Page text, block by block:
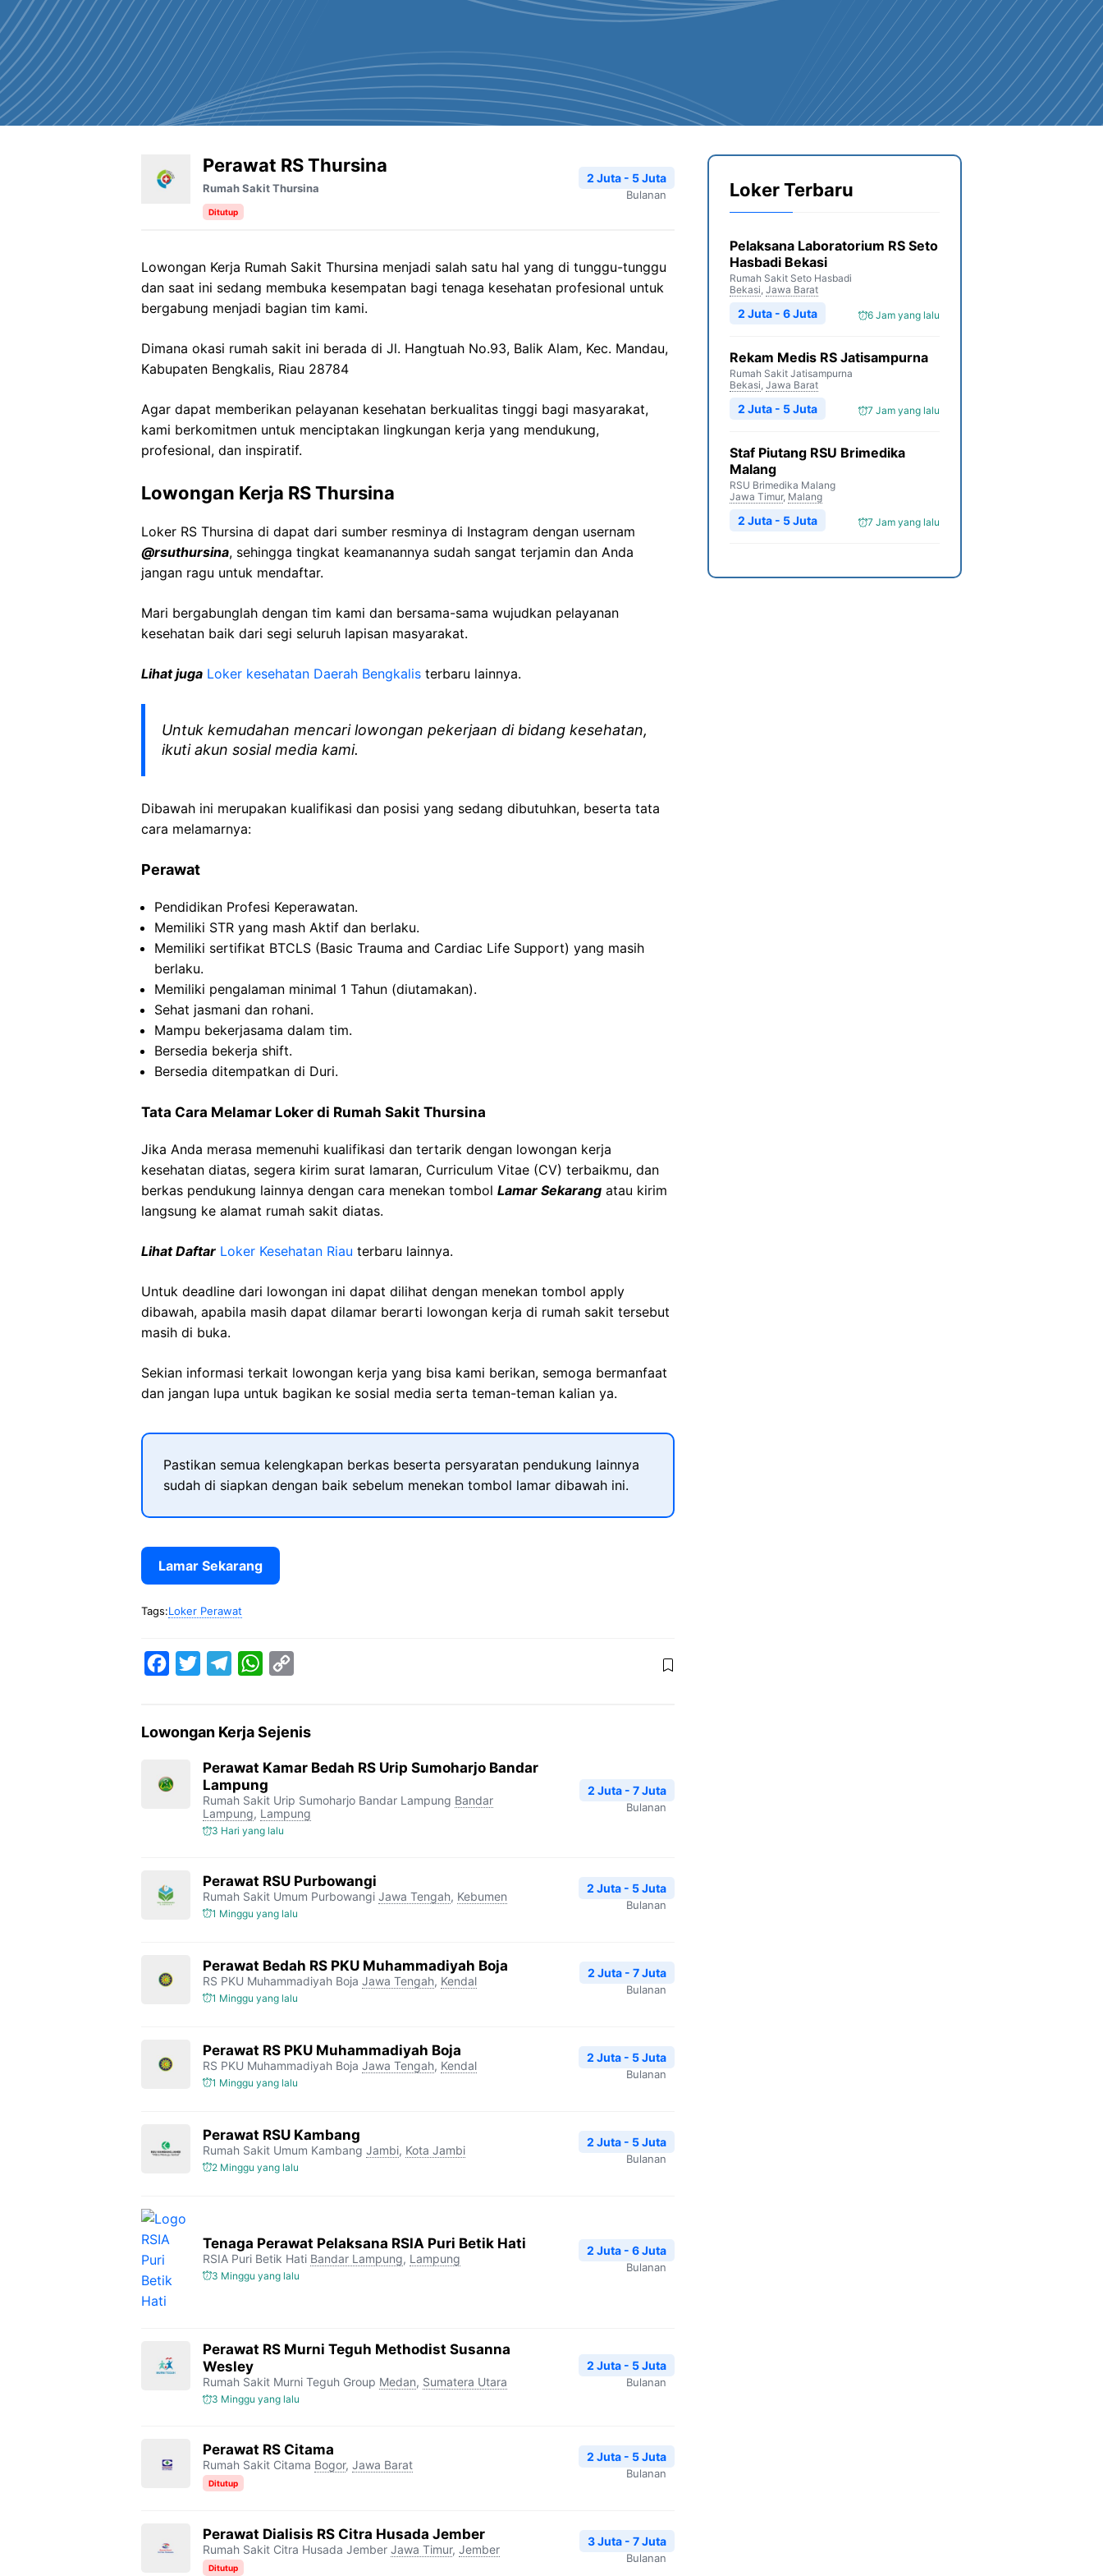
Perawat RS Thursina
Rumah Sakit Thursina
Ditutup
2 Juta - 5 Juta
Bulanan
Lowongan Kerja Rumah Sakit Thursina menjadi salah satu hal yang di tunggu-tunggu
dan saat ini sedang membuka kesempatan bagi tenaga kesehatan profesional untuk
bergabung menjadi bagian tim kami.
Dimana okasi rumah sakit ini berada di Jl. Hangtuah No.93, Balik Alam, Kec. Mandau,
Kabupaten Bengkalis, Riau 28784
Agar dapat memberikan pelayanan kesehatan berkualitas tinggi bagi masyarakat,
kami berkomitmen untuk menciptakan lingkungan kerja yang mendukung,
profesional, dan inspiratif.
Lowongan Kerja RS Thursina
Loker RS Thursina di dapat dari sumber resminya di Instagram dengan usernam
@rsuthursina, sehingga tingkat keamanannya sudah sangat terjamin dan Anda
jangan ragu untuk mendaftar.
Mari bergabunglah dengan tim kami dan bersama-sama wujudkan pelayanan
kesehatan baik dari segi seluruh lapisan masyarakat.
Lihat juga Loker kesehatan Daerah Bengkalis terbaru lainnya.
Untuk kemudahan mencari lowongan pekerjaan di bidang kesehatan,
ikuti akun sosial media kami.
Dibawah ini merupakan kualifikasi dan posisi yang sedang dibutuhkan, beserta tata
cara melamarnya:
Perawat
Pendidikan Profesi Keperawatan.
Memiliki STR yang mash Aktif dan berlaku.
Memiliki sertifikat BTCLS (Basic Trauma and Cardiac Life Support) yang masih
berlaku.
Memiliki pengalaman minimal 1 Tahun (diutamakan).
Sehat jasmani dan rohani.
Mampu bekerjasama dalam tim.
Bersedia bekerja shift.
Bersedia ditempatkan di Duri.
Tata Cara Melamar Loker di Rumah Sakit Thursina
Jika Anda merasa memenuhi kualifikasi dan tertarik dengan lowongan kerja
kesehatan diatas, segera kirim surat lamaran, Curriculum Vitae (CV) terbaikmu, dan
berkas pendukung lainnya dengan cara menekan tombol Lamar Sekarang atau kirim
langsung ke alamat rumah sakit diatas.
Lihat Daftar Loker Kesehatan Riau terbaru lainnya.
Untuk deadline dari lowongan ini dapat dilihat dengan menekan tombol apply
dibawah, apabila masih dapat dilamar berarti lowongan kerja di rumah sakit tersebut
masih di buka.
Sekian informasi terkait lowongan kerja yang bisa kami berikan, semoga bermanfaat
dan jangan lupa untuk bagikan ke sosial media serta teman-teman kalian ya.
Pastikan semua kelengkapan berkas beserta persyaratan pendukung lainnya
sudah di siapkan dengan baik sebelum menekan tombol lamar dibawah ini.
Lamar Sekarang
Tags:Loker Perawat
e
o
t
t
e
r
e
g
r
a
m
W
t
s
A
p
p
y
L
n
Lowongan Kerja Sejenis
Perawat Kamar Bedah RS Urip Sumoharjo Bandar
Lampung
Rumah Sakit Urip Sumoharjo Bandar Lampung Bandar
Lampung, Lampung
3 Hari yang lalu
2 Juta - 7 Juta
Bulanan
Perawat RSU Purbowangi
Rumah Sakit Umum Purbowangi Jawa Tengah, Kebumen
1 Minggu yang lalu
2 Juta - 5 Juta
Bulanan
Perawat Bedah RS PKU Muhammadiyah Boja
RS PKU Muhammadiyah Boja Jawa Tengah, Kendal
1 Minggu yang lalu
2 Juta - 7 Juta
Bulanan
Perawat RS PKU Muhammadiyah Boja
RS PKU Muhammadiyah Boja Jawa Tengah, Kendal
1 Minggu yang lalu
2 Juta - 5 Juta
Bulanan
Perawat RSU Kambang
Rumah Sakit Umum Kambang Jambi, Kota Jambi
2 Minggu yang lalu
2 Juta - 5 Juta
Bulanan
Tenaga Perawat Pelaksana RSIA Puri Betik Hati
RSIA Puri Betik Hati Bandar Lampung, Lampung
3 Minggu yang lalu
2 Juta - 6 Juta
Bulanan
Perawat RS Murni Teguh Methodist Susanna
Wesley
Rumah Sakit Murni Teguh Group Medan, Sumatera Utara
3 Minggu yang lalu
2 Juta - 5 Juta
Bulanan
Perawat RS Citama
Rumah Sakit Citama Bogor, Jawa Barat
Ditutup
2 Juta - 5 Juta
Bulanan
Perawat Dialisis RS Citra Husada Jember
Rumah Sakit Citra Husada Jember Jawa Timur, Jember
Ditutup
3 Juta - 7 Juta
Bulanan
Loker Terbaru
Pelaksana Laboratorium RS Seto
Hasbadi Bekasi
Rumah Sakit Seto Hasbadi
Bekasi, Jawa Barat
6 Jam yang lalu
2 Juta - 6 Juta
Rekam Medis RS Jatisampurna
Rumah Sakit Jatisampurna
Bekasi, Jawa Barat
7 Jam yang lalu
2 Juta - 5 Juta
Staf Piutang RSU Brimedika
Malang
RSU Brimedika Malang
Jawa Timur, Malang
7 Jam yang lalu
2 Juta - 5 Juta